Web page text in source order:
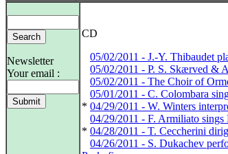
Newsletter
Your email :
CD
05/02/2011 - J.-Y. Thibaudet
05/02/2011 - P. S. Skærved &
05/02/2011 - The Choir of
05/01/2011 - C. Colombara
* 04/29/2011 - W. Winters
04/29/2011 - F. Armiliato sings
* 04/28/2011 - T. Ceccherini
04/26/2011 - S. Dukachev